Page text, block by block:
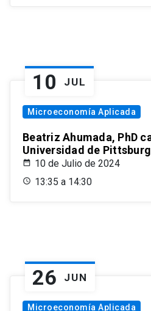
10 JUL
Microeconomía Aplicada
Beatriz Ahumada, PhD
Universidad de
10 de Julio de 2024
13:35 a 14:30
26 JUN
Microeconomía Aplicada